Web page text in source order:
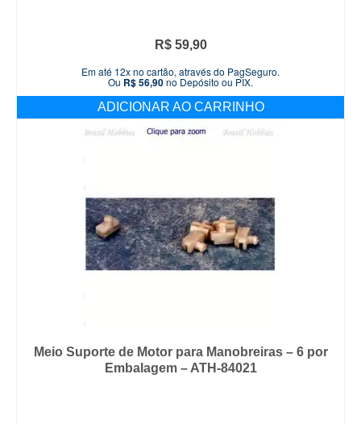
R$59,90
Em até 12x no cartão, através do PagSeguro.
Ou R$56,90no Depósito ou PIX.
ADICIONAR AO CARRINHO
Meio Suporte de Motor para Manobreiras – 6 por
Embalagem – ATH-84021